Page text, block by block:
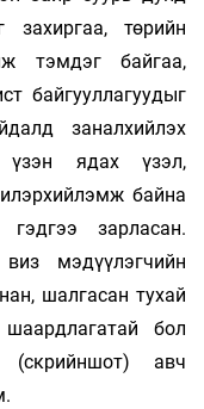
төрийн
тэмдэг байгаа,
байгууллагуудыг
заналхийлэх
үзэн ядах үзэл,
байна
зарласан.
мэдүүлэгчийн
шалгасан тухай
бол
(скрийншот) авч